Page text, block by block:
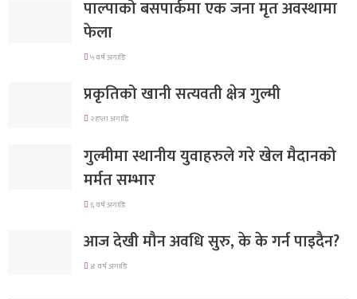
पाल्पाको बसपार्कमा एक जना मृत अवस्थामा
फेला
५ वर्ष अगाडि
प्रकृतिको खानी सत्यवती क्षेत्र गुल्मी
२ हप्ता अगाडि
गुल्मीमा स्थानीय युवाहरुले गरे खेल मैदानको
मर्मत सम्भार
६ वर्ष अगाडि
आज देखी मौन अवधि सुरु, के के गर्न पाइदैन?
४ वर्ष अगाडि